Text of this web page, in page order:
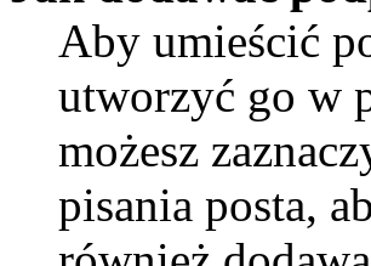
Aby umieścić
utworzyć go w
możesz
pisania posta,